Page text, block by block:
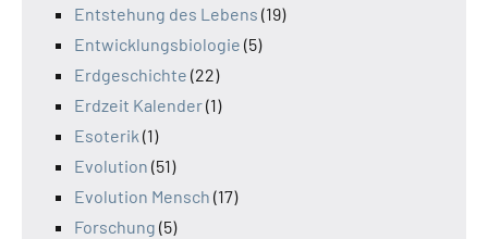
Entstehung des Lebens (19)
Entwicklungsbiologie (5)
Erdgeschichte (22)
Erdzeit Kalender(1)
Esoterik (1)
Evolution (51)
Evolution Mensch (17)
Forschung (5)